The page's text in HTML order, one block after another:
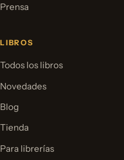
Prensa
LIBROS
Todos los libros
Novedades
Blog
Tienda
Para librerías